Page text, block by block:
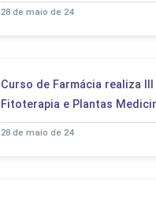
28 de maio de 24
Curso de Farmácia realiza
Fitoterapia e Plantas
28 de maio de 24